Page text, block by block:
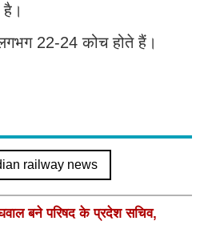
है।
22-24 कोच होते हैं।
railway news
बने परिषद के प्रदेश सचिव,